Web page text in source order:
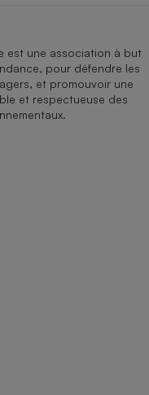
est une association à but
pour défendre les
et promouvoir une
et respectueuse des